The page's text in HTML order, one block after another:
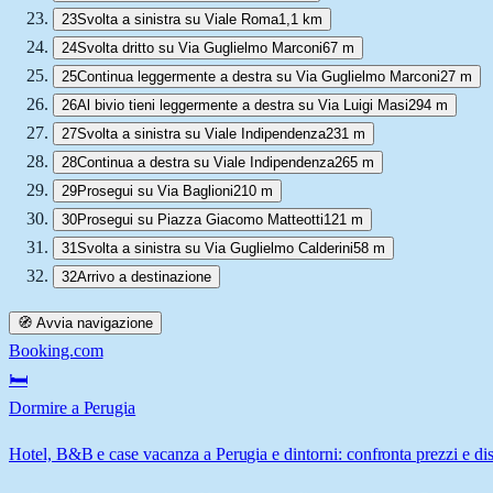
23Svolta a sinistra su Viale Roma1,1 km
24Svolta dritto su Via Guglielmo Marconi67 m
25Continua leggermente a destra su Via Guglielmo Marconi27 m
26Al bivio tieni leggermente a destra su Via Luigi Masi294 m
27Svolta a sinistra su Viale Indipendenza231 m
28Continua a destra su Viale Indipendenza265 m
29Prosegui su Via Baglioni210 m
30Prosegui su Piazza Giacomo Matteotti121 m
31Svolta a sinistra su Via Guglielmo Calderini58 m
32Arrivo a destinazione
🧭 Avvia navigazione
Booking.com
🛏️
Dormire a Perugia
Hotel, B&B e case vacanza a Perugia e dintorni: confronta prezzi e